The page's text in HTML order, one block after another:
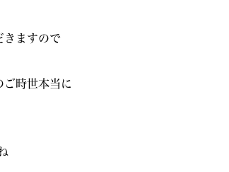
きますので
時世本当に